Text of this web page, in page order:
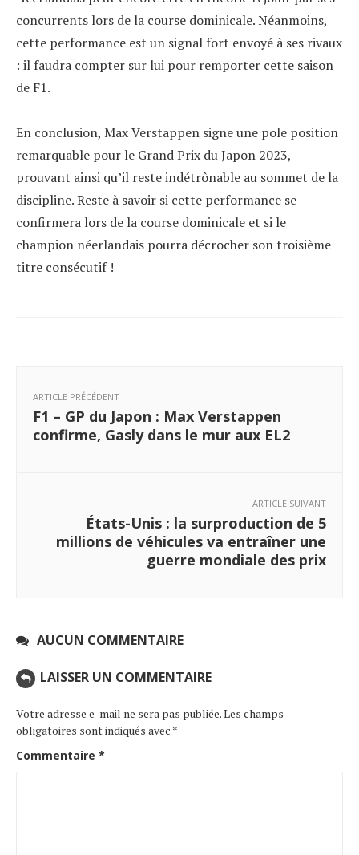
concurrents lors de la course dominicale. Néanmoins,
cette performance est un signal fort envoyé à ses rivaux
: il faudra compter sur lui pour remporter cette saison
de F1.
En conclusion, Max Verstappen signe une pole position
remarquable pour le Grand Prix du Japon 2023,
prouvant ainsi qu’il reste indétrônable au sommet de la
discipline. Reste à savoir si cette performance se
confirmera lors de la course dominicale et si le
champion néerlandais pourra décrocher son troisième
titre consécutif !
ARTICLE PRÉCÉDENT
F1 – GP du Japon : Max Verstappen
confirme, Gasly dans le mur aux EL2
ARTICLE SUIVANT
États-Unis : la surproduction de 5
millions de véhicules va entraîner une
guerre mondiale des prix
AUCUN COMMENTAIRE
LAISSER UN COMMENTAIRE
Votre adresse e-mail ne sera pas publiée.Les champs
obligatoires sont indiqués avec *
Commentaire *